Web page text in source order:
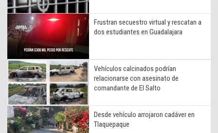
Frustran secuestro virtual y rescatan a
dos estudiantes en Guadalajara
Vehículos calcinados podrían
relacionarse con asesinato de
comandante de El Salto
Desde vehículo arrojaron cadáver en
Tlaquepaque